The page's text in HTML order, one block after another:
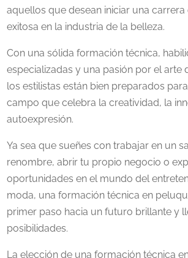
aquellos que desean iniciar una
exitosa en la industria de la belleza.
Con una sólida formación técnica,
especializadas y una pasión por el arte
los estilistas están bien preparados
campo que celebra la creatividad, la
autoexpresión.
Ya sea que sueñes con trabajar en un
renombre, abrir tu propio negocio o
oportunidades en el mundo del
moda, una formación técnica en
primer paso hacia un futuro brillante y
posibilidades.
La elección de una formación técnica